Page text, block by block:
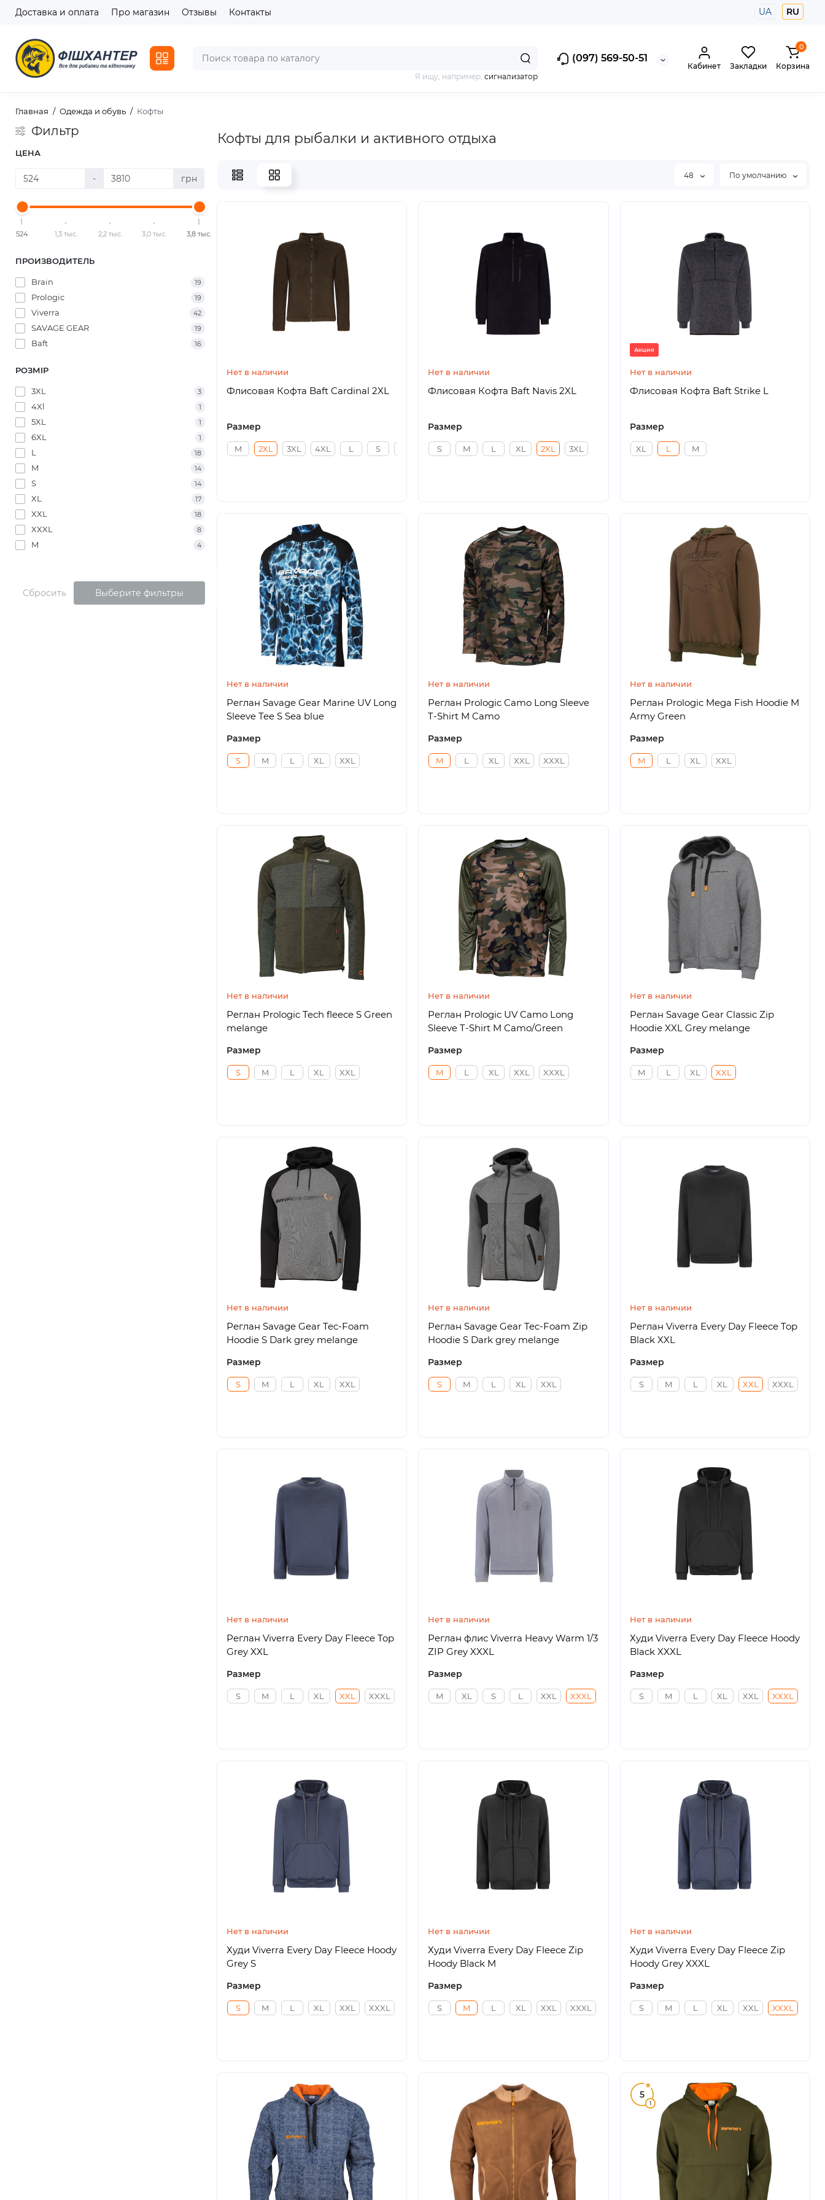
Доставка и оплата Про магазин Отзывы Контакты UA RU
(097) 569-50-51
Я ищу, например, сигнализатор
Кабинет Закладки
0
Корзина
Главная Одежда и обувь Кофты
Фильтр
ЦЕНА
- грн
524 1,3 тыс. 2,2 тыс. 3,0 тыс. 3,8 тыс.
ПРОИЗВОДИТЕЛЬ
Brain 19
Prologic 19
Viverra 42
SAVAGE GEAR 19
Baft 16
РОЗМІР
3XL 3
4Xl 1
5XL 1
6XL 1
L 18
M 14
S 14
XL 17
XXL 18
XXXL 8
М 4
Сбросить Выберите фильтры
Кофты для рыбалки и активного отдыха
48 По умолчанию
Нет в наличии
Флисовая Кофта Baft Cardinal 2XL
Размер
M 2XL 3XL 4XL L S
Нет в наличии
Флисовая Кофта Baft Navis 2XL
Размер
S M L XL 2XL 3XL
Акция
Нет в наличии
Флисовая Кофта Baft Strike L
Размер
XL L M
Нет в наличии
Реглан Savage Gear Marine UV Long
Sleeve Tee S Sea blue
Размер
S M L XL XXL
Нет в наличии
Реглан Prologic Camo Long Sleeve
T-Shirt M Camo
Размер
M L XL XXL XXXL
Нет в наличии
Реглан Prologic Mega Fish Hoodie M
Army Green
Размер
M L XL XXL
Нет в наличии
Реглан Prologic Tech fleece S Green
melange
Размер
S M L XL XXL
Нет в наличии
Реглан Prologic UV Camo Long
Sleeve T-Shirt M Camo/Green
Размер
M L XL XXL XXXL
Нет в наличии
Реглан Savage Gear Classic Zip
Hoodie XXL Grey melange
Размер
M L XL XXL
Нет в наличии
Реглан Savage Gear Tec-Foam
Hoodie S Dark grey melange
Размер
S M L XL XXL
Нет в наличии
Реглан Savage Gear Tec-Foam Zip
Hoodie S Dark grey melange
Размер
S M L XL XXL
Нет в наличии
Реглан Viverra Every Day Fleece Top
Black XXL
Размер
S M L XL XXL XXXL
Нет в наличии
Реглан Viverra Every Day Fleece Top
Grey XXL
Размер
S M L XL XXL XXXL
Нет в наличии
Реглан флис Viverra Heavy Warm 1/3
ZIP Grey XXXL
Размер
M XL S L XXL XXXL
Нет в наличии
Худи Viverra Every Day Fleece Hoody
Black XXXL
Размер
S M L XL XXL XXXL
Нет в наличии
Худи Viverra Every Day Fleece Hoody
Grey S
Размер
S M L XL XXL XXXL
Нет в наличии
Худи Viverra Every Day Fleece Zip
Hoody Black M
Размер
S M L XL XXL XXXL
Нет в наличии
Худи Viverra Every Day Fleece Zip
Hoody Grey XXXL
Размер
S M L XL XXL XXXL
5
1